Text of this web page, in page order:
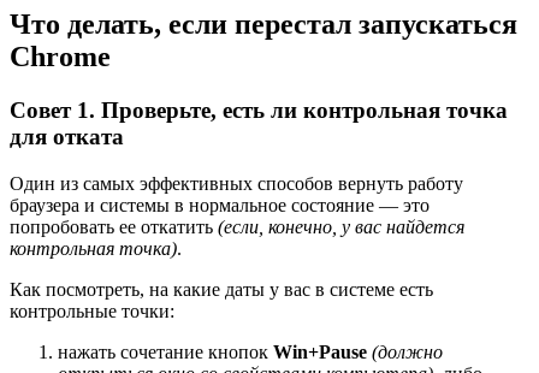
Что делать, если перестал запускаться
Chrome
Совет 1. Проверьте, есть ли контрольная точка
для отката
Один из самых эффективных способов вернуть работу
браузера и системы в нормальное состояние — это
попробовать ее откатить (если, конечно, у вас найдется
контрольная точка).
Как посмотреть, на какие даты у вас в системе есть
контрольные точки:
нажать сочетание кнопок Win+Pause (должно